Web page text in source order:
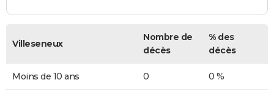
Villeseneux
Nombre de
décès
% des
décès
Moins de 10 ans 0 0 %